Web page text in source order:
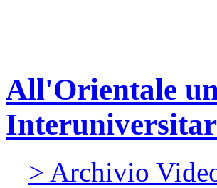
All'Orientale
> Archivio